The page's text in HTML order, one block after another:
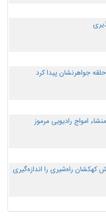
جواهرنشان پیدا کرد
امواج رادیویی مرموز
راه‌شیری را اندازه‌گیری